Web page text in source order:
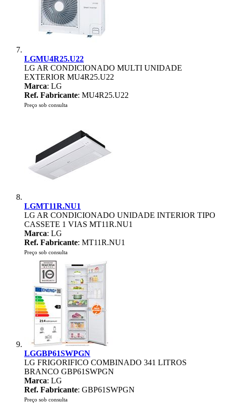
LGMU4R25.U22
LG AR CONDICIONADO MULTI UNIDADE
EXTERIOR MU4R25.U22
Marca: LG
Ref. Fabricante: MU4R25.U22
Preço sob consulta
LGMT11R.NU1
LG AR CONDICIONADO UNIDADE INTERIOR TIPO
CASSETE 1 VIAS MT11R.NU1
Marca: LG
Ref. Fabricante: MT11R.NU1
Preço sob consulta
LGGBP61SWPGN
LG FRIGORIFICO COMBINADO 341 LITROS
BRANCO GBP61SWPGN
Marca: LG
Ref. Fabricante: GBP61SWPGN
Preço sob consulta